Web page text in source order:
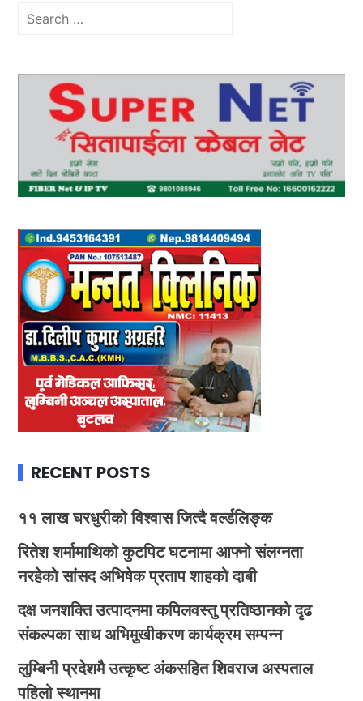
Search
RECENT POSTS
११ लाख घरधुरीको विश्वास जित्दै वर्ल्डलिङ्क
रितेश शर्मामाथिको कुटपिट घटनामा आफ्नो संलग्नता
नरहेको सांसद अभिषेक प्रताप शाहको दाबी
दक्ष जनशक्ति उत्पादनमा कपिलवस्तु प्रतिष्ठानको दृढ
संकल्पका साथ अभिमुखीकरण कार्यक्रम सम्पन्न
लुम्बिनी प्रदेशमै उत्कृष्ट अंकसहित शिवराज अस्पताल
पहिलो स्थानमा